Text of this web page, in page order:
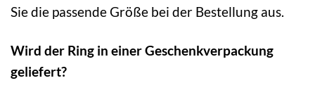
Sie die passende Größe bei der Bestellung aus.
Wird der Ring in einer Geschenkverpackung
geliefert?